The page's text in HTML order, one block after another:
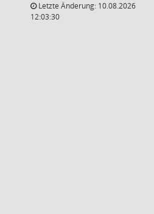
Letzte Änderung: 10.08.2026
12:03:30